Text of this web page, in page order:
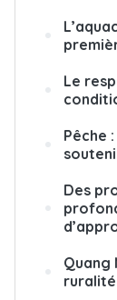
Le
Pêche
Des
Quang